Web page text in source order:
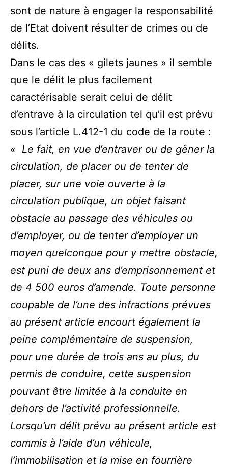
sont de nature à engager la responsabilité
de l’Etat doivent résulter de crimes ou de
délits.
Dans le cas des « gilets jaunes » il semble
que le délit le plus facilement
caractérisable serait celui de délit
d’entrave à la circulation tel qu’il est prévu
sous l’article L.412-1 du code de la route :
« Le fait, en vue d’entraver ou de gêner la
circulation, de placer ou de tenter de
placer, sur une voie ouverte à la
circulation publique, un objet faisant
obstacle au passage des véhicules ou
d’employer, ou de tenter d’employer un
moyen quelconque pour y mettre obstacle,
est puni de deux ans d’emprisonnement et
de 4 500 euros d’amende. Toute personne
coupable de l’une des infractions prévues
au présent article encourt également la
peine complémentaire de suspension,
pour une durée de trois ans au plus, du
permis de conduire, cette suspension
pouvant être limitée à la conduite en
dehors de l’activité professionnelle.
Lorsqu’un délit prévu au présent article est
commis à l’aide d’un véhicule,
l’immobilisation et la mise en fourrière